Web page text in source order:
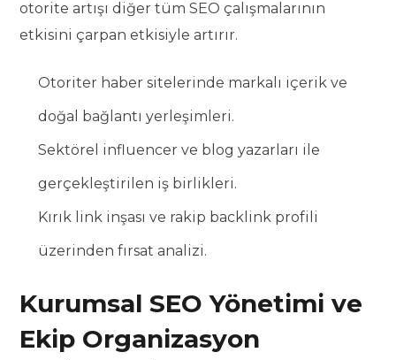
otorite artışı diğer tüm SEO çalışmalarının
etkisini çarpan etkisiyle artırır.
Otoriter haber sitelerinde markalı içerik ve
doğal bağlantı yerleşimleri.
Sektörel influencer ve blog yazarları ile
gerçekleştirilen iş birlikleri.
Kırık link inşası ve rakip backlink profili
üzerinden fırsat analizi.
Kurumsal SEO Yönetimi ve
Ekip Organizasyon